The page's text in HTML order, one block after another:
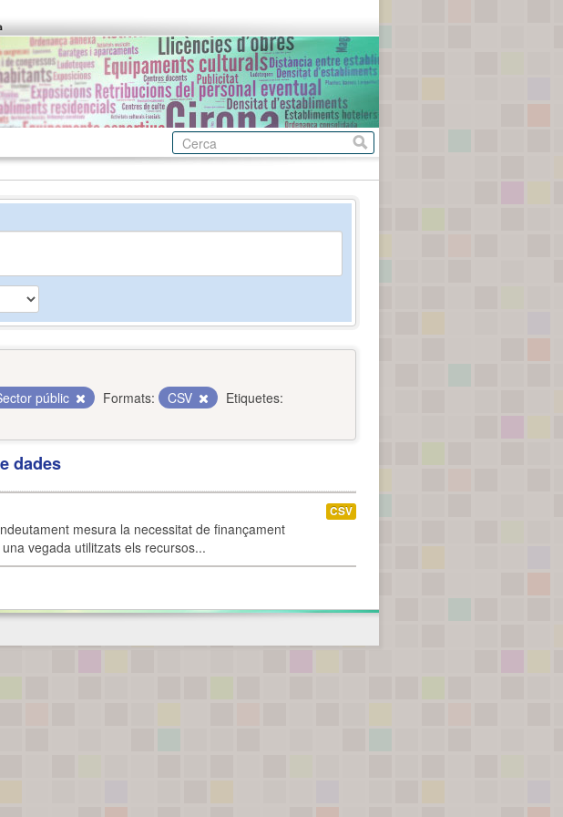
públic Formats: CSV
Etiquetes:
dades
mesura la necessitat de finançament
vegada utilitzats els recursos...
CSV